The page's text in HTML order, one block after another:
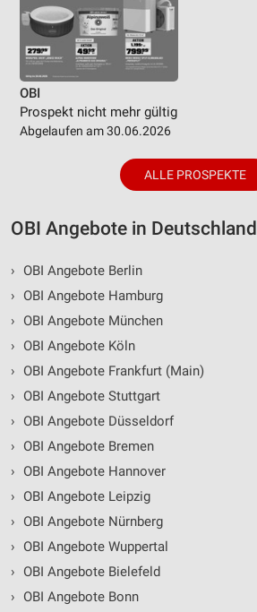
OBI
Prospekt nicht mehr gültig
Abgelaufen am 30.06.2026
ALLE PROSPEKTE
OBI Angebote in Deutschland
›
OBI Angebote Berlin
›
OBI Angebote Hamburg
›
OBI Angebote München
›
OBI Angebote Köln
›
OBI Angebote Frankfurt (Main)
›
OBI Angebote Stuttgart
›
OBI Angebote Düsseldorf
›
OBI Angebote Bremen
›
OBI Angebote Hannover
›
OBI Angebote Leipzig
›
OBI Angebote Nürnberg
›
OBI Angebote Wuppertal
›
OBI Angebote Bielefeld
›
OBI Angebote Bonn